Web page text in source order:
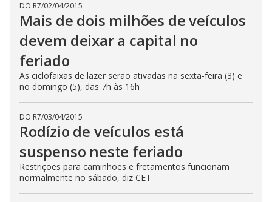
DO R7/02/04/2015
Mais de dois milhões de veículos
devem deixar a capital no
feriado
As ciclofaixas de lazer serão ativadas na sexta-feira (3) e
no domingo (5), das 7h às 16h
DO R7/03/04/2015
Rodízio de veículos está
suspenso neste feriado
Restrições para caminhões e fretamentos funcionam
normalmente no sábado, diz CET